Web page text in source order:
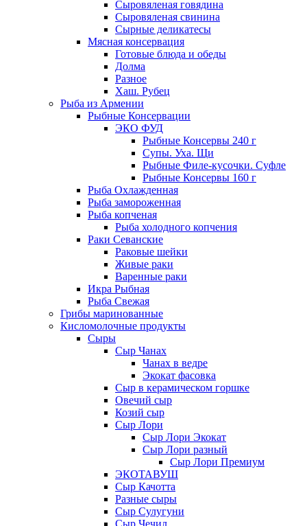
Сыровяленая говядина
Сыровяленая свинина
Сырные деликатесы
Мясная консервация
Готовые блюда и обеды
Долма
Разное
Хаш. Рубец
Рыба из Армении
Рыбные Консервации
ЭКО ФУД
Рыбные Консервы 240 г
Супы. Уха. Щи
Рыбные Филе-кусочки. Суфле
Рыбные Консервы 160 г
Рыба Охлажденная
Рыба замороженная
Рыба копченая
Рыба холодного копчения
Раки Севанские
Раковые шейки
Живые раки
Варенные раки
Икра Рыбная
Рыба Свежая
Грибы маринованные
Кисломолочные продукты
Сыры
Сыр Чанах
Чанах в ведре
Экокат фасовка
Сыр в керамическом горшке
Овечий сыр
Козий сыр
Сыр Лори
Сыр Лори Экокат
Сыр Лори разный
Сыр Лори Премиум
ЭКОТАВУШ
Сыр Качотта
Разные сыры
Сыр Сулугуни
Сыр Чечил